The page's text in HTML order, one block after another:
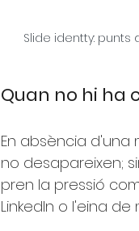
Slide identty:
Quan no hi ha
En absència
no desapareixen;
pren la pressió
LinkedIn o l'eina de